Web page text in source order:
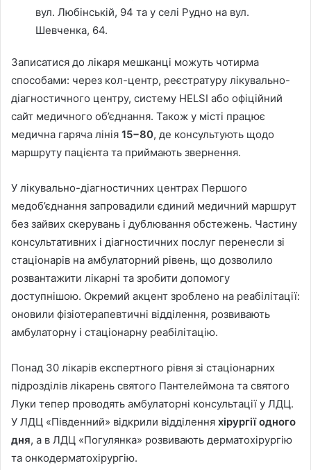
вул. Любінській, 94 та у селі Рудно на вул.
Шевченка, 64.
Записатися до лікаря мешканці можуть чотирма
способами: через кол-центр, реєстратуру лікувально-
діагностичного центру, систему HELSI або офіційний
сайт медичного об’єднання. Також у місті працює
медична гаряча лінія 15−80, де консультують щодо
маршруту пацієнта та приймають звернення.
У лікувально-діагностичних центрах Першого
медоб’єднання запровадили єдиний медичний маршрут
без зайвих скерувань і дублювання обстежень. Частину
консультативних і діагностичних послуг перенесли зі
стаціонарів на амбулаторний рівень, що дозволило
розвантажити лікарні та зробити допомогу
доступнішою. Окремий акцент зроблено на реабілітації:
оновили фізіотерапевтичні відділення, розвивають
амбулаторну і стаціонарну реабілітацію.
Понад 30 лікарів експертного рівня зі стаціонарних
підрозділів лікарень святого Пантелеймона та святого
Луки тепер проводять амбулаторні консультації у ЛДЦ.
У ЛДЦ «Південний» відкрили відділення хірургії одного
дня, а в ЛДЦ «Погулянка» розвивають дерматохірургію
та онкодерматохірургію.